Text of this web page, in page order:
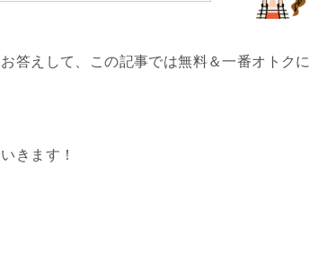
答えして、この記事では無料＆一番オトクに
きます！